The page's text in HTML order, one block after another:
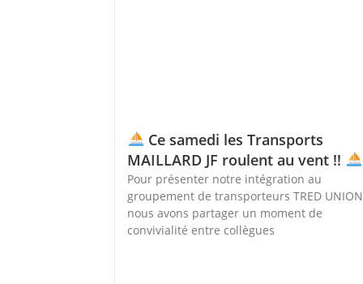
Ce samedi les Transports
MAILLARD JF roulent au vent !!
Pour présenter notre intégration au
groupement de transporteurs TRED
nous avons partager un moment de
convivialité entre collègues